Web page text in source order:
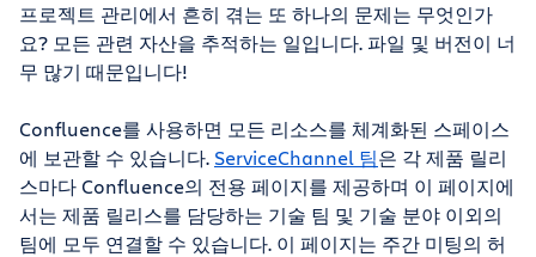
프로젝트 관리에서 흔히 겪는 또 하나의 문제는 무엇인가
요? 모든 관련 자산을 추적하는 일입니다. 파일 및 버전이 너
무 많기 때문입니다!
Confluence를 사용하면 모든 리소스를 체계화된 스페이스
에 보관할 수 있습니다. ServiceChannel 팀은 각 제품 릴리
스마다 Confluence의 전용 페이지를 제공하며 이 페이지에
서는 제품 릴리스를 담당하는 기술 팀 및 기술 분야 이외의
팀에 모두 연결할 수 있습니다. 이 페이지는 주간 미팅의 허